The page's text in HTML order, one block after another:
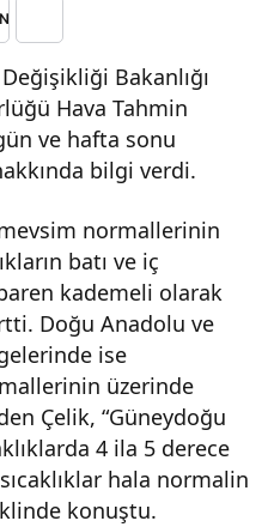
Bakanlığı
Hava Tahmin
ve hafta sonu
bilgi verdi.
normallerinin
batı ve iç
kademeli olarak
Doğu Anadolu ve
ise
üzerinde
Çelik, “Güneydoğu
4 ila 5 derece
hala normalin
konuştu.